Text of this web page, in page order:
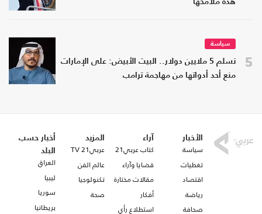
هذه ملامحها
5
سياسة
تسلم 5 ملايين دولار.. البيت الأبيض: على الإمارات
منع أحد أدواتها من مهاجمة ترامب
الأخبار
سياسة
تغطيات
اقتصاد
رياضة
صحافة
آراء
كتاب عربي21
قضايا وآراء
مقالات مختارة
أفكار
استطلاع رأي
المزيد
عربي21 TV
عالم الفن
تكنولوجيا
صحة
أخبار حسب
البلد
العراق
ليبيا
سوريا
بريطانيا